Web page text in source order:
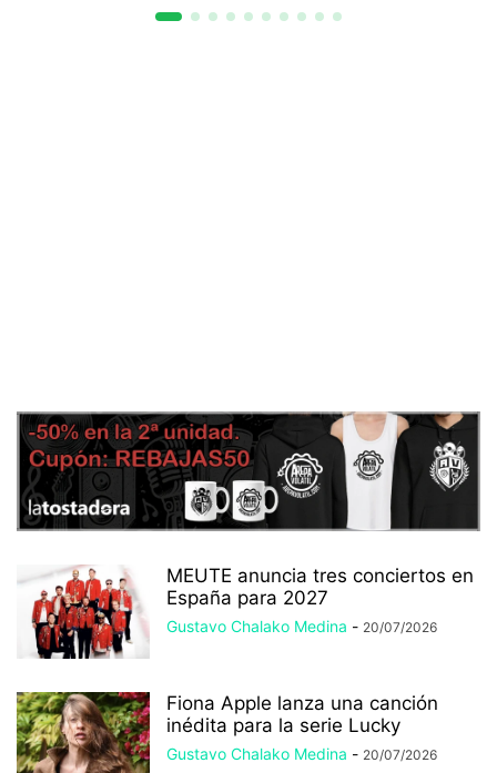
MEUTE anuncia tres conciertos en
España para 2027
Gustavo Chalako Medina - 20/07/2026
Fiona Apple lanza una canción
inédita para la serie Lucky
Gustavo Chalako Medina - 20/07/2026